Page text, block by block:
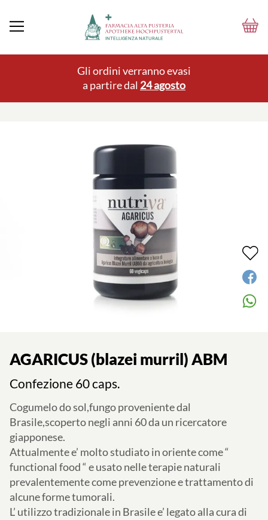
Gli ordini verranno evasi
a partire dal 24 agosto
AGARICUS (blazei murril) ABM
Confezione 60 caps.
Cogumelo do sol,fungo proveniente dal
Brasile,scoperto negli anni 60 da un ricercatore
giapponese.
Attualmente e’ molto studiato in oriente come “
functional food “ e usato nelle terapie naturali
prevalentemente come prevenzione e trattamento di
alcune forme tumorali.
L’ utilizzo tradizionale in Brasile e’ legato alla cura di